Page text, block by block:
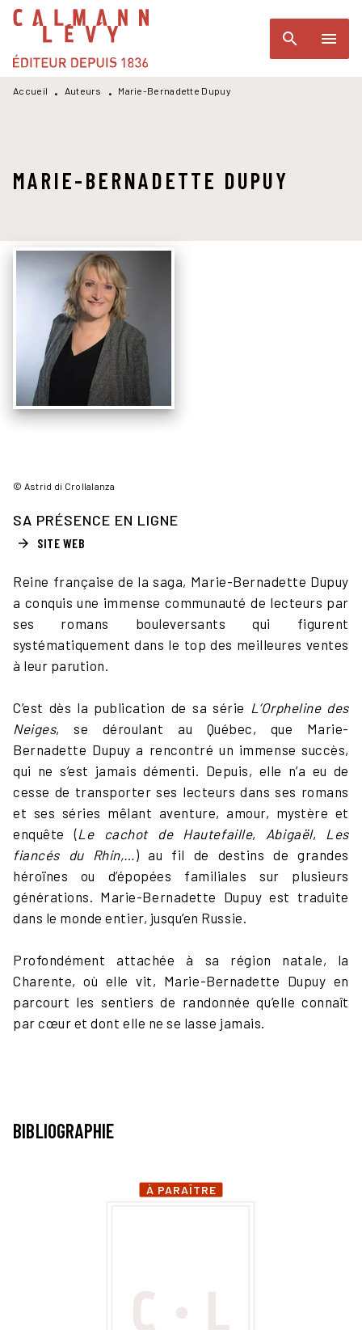
MENU RECHERCHE
PIED DE PAGE
search menu
Accueil • Auteurs • Marie-Bernadette Dupuy
MARIE-BERNADETTE DUPUY
Reine française de la saga, Marie-Bernadette Dupuy
a conquis une immense communauté de lecteurs par
ses romans bouleversants qui figurent
systématiquement dans le top des meilleures ventes
à leur parution.
C’est dès la publication de sa série L’Orpheline des
Neiges, se déroulant au Québec, que Marie-
Bernadette Dupuy a rencontré un immense succès,
qui ne s’est jamais démenti. Depuis, elle n’a eu de
cesse de transporter ses lecteurs dans ses romans
et ses séries mêlant aventure, amour, mystère et
enquête (Le cachot de Hautefaille, Abigaël, Les
fiancés du Rhin,…) au fil de destins de grandes
héroïnes ou d’épopées familiales sur plusieurs
générations. Marie-Bernadette Dupuy est traduite
dans le monde entier, jusqu’en Russie.
Profondément attachée à sa région natale, la
Charente, où elle vit, Marie-Bernadette Dupuy en
parcourt les sentiers de randonnée qu’elle connaît
par cœur et dont elle ne se lasse jamais.
© Astrid di Crollalanza
SA PRÉSENCE EN LIGNE
arrow_forward SITE WEB
BIBLIOGRAPHIE
À PARAÎTRE